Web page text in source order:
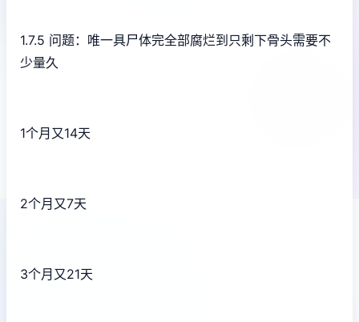
1.7.5 问题：唯一具尸体完全部腐烂到只剩下骨头需要不
少量久
1个月又14天
2个月又7天
3个月又21天